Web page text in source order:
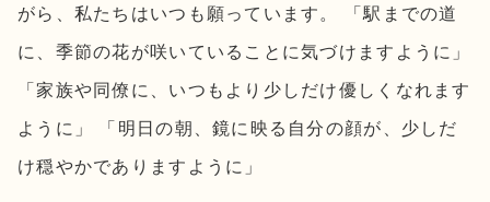
がら、私たちはいつも願っています。 「駅までの道
に、季節の花が咲いていることに気づけますように」
「家族や同僚に、いつもより少しだけ優しくなれます
ように」 「明日の朝、鏡に映る自分の顔が、少しだ
け穏やかでありますように」